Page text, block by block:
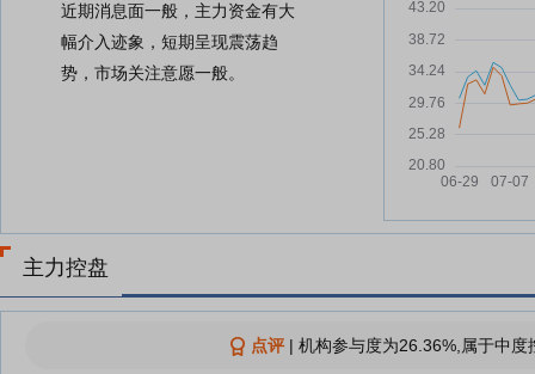
近期消息面一般，主力资金有大
幅介入迹象，短期呈现震荡趋
势，市场关注意愿一般。
主力控盘
点评| 机构参与度为26.36%,属于中